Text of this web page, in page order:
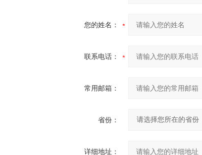
您的姓名：
联系电话：
常用邮箱：
省份：
详细地址：